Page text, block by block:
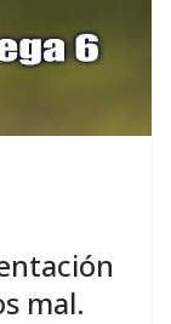
mal.